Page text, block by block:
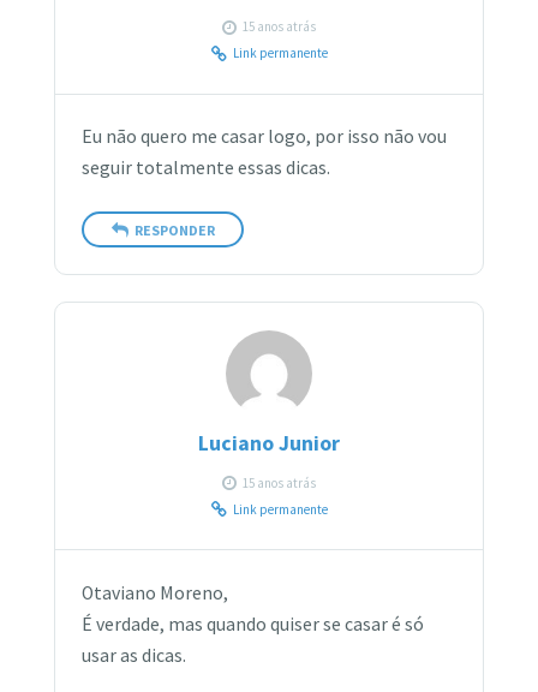
15 anos atrás
Link permanente
Eu não quero me casar logo, por isso não vou
seguir totalmente essas dicas.
RESPONDER
Luciano Junior
15 anos atrás
Link permanente
Otaviano Moreno,
É verdade, mas quando quiser se casar é só
usar as dicas.